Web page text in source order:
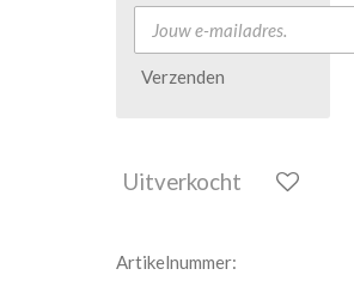
Verzenden
Uitverkocht
Artikelnummer: